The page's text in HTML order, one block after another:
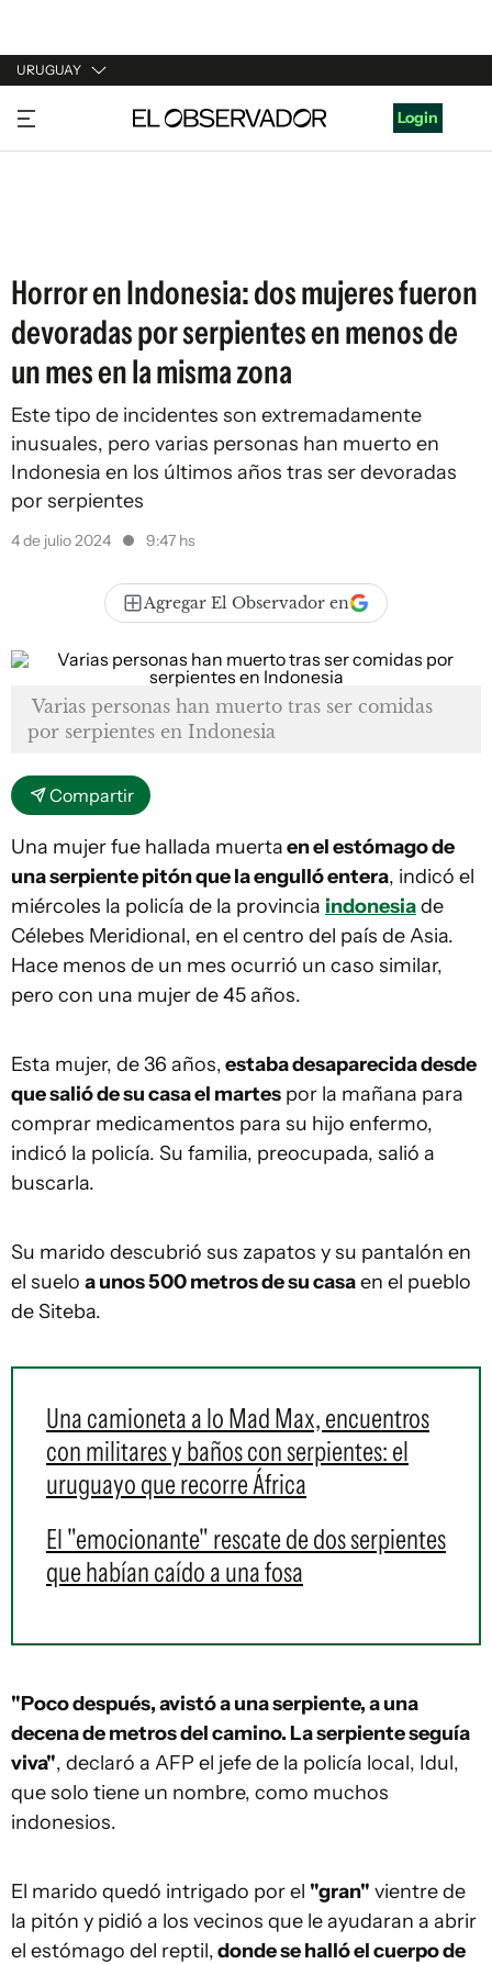
URUGUAY
URUGUAY
ARGENTINA
Login
Horror en Indonesia: dos mujeres fueron
devoradas por serpientes en menos de
un mes en la misma zona
Este tipo de incidentes son extremadamente
inusuales, pero varias personas han muerto en
Indonesia en los últimos años tras ser devoradas
por serpientes
4 de julio 2024 9:47 hs
Agregar El Observador en
Varias personas han muerto tras ser comidas
por serpientes en Indonesia
Compartir
Una mujer fue hallada muertaen el estómago de
una serpiente pitón que la engulló entera, indicó el
miércoles la policía de la provincia indonesiade
Célebes Meridional, en el centro del país de Asia.
Hace menos de un mes ocurrió un caso similar,
pero con una mujer de 45 años.
Esta mujer, de 36 años,estaba desaparecida desde
que salió de su casa el martes por la mañana para
comprar medicamentos para su hijo enfermo,
indicó la policía. Su familia, preocupada, salió a
buscarla.
Su marido descubrió sus zapatos y su pantalón en
el suelo a unos 500 metros de su casaen el pueblo
de Siteba.
Una camioneta a lo Mad Max, encuentros
con militares y baños con serpientes: el
uruguayo que recorre África
El "emocionante" rescate de dos serpientes
que habían caído a una fosa
"Poco después, avistó a una serpiente, a una
decena de metros del camino. La serpiente seguía
viva", declaró a AFP el jefe de la policía local, Idul,
que solo tiene un nombre, como muchos
indonesios.
El marido quedó intrigado por el "gran" vientre de
la pitón y pidió a los vecinos que le ayudaran a abrir
el estómago del reptil,donde se halló el cuerpo de